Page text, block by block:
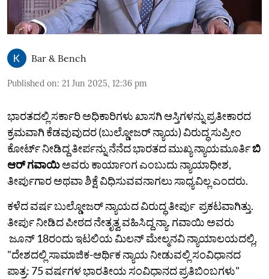
Bar & Bench
Published on: 21 Jun 2025, 12:36 pm
ಭಾರತದಲ್ಲಿ ಸರ್ಕಾರಿ ಅಧಿಕಾರಿಗಳು ಖಾಸಗಿ ಆಸ್ತಿಗಳನ್ನು ಪ್ರತೀಕಾರದ
ಕ್ರಮವಾಗಿ ಕೆಡವುವುದರ (ಬುಲ್ಡೋಜರ್‌ ನ್ಯಾಯ) ವಿರುದ್ಧ ಸುಪ್ರೀಂ
ಕೋರ್ಟ್ ನೀಡಿದ್ದ ತೀರ್ಪನ್ನು ನೆನೆದ ಭಾರತದ ಮುಖ್ಯ ನ್ಯಾಯಮೂರ್ತಿಬಿ
ಆರ್‌ ಗವಾಯಿಅವರು ಕಾರ್ಯಾಂಗ ಎಂಬುದು ನ್ಯಾಯಾಧೀಶ,
ತೀರ್ಪುಗಾರ ಅಥವಾ ಶಿಕ್ಷೆ ವಿಧಿಸುವವನಾಗಲು ಸಾಧ್ಯವಿಲ್ಲ ಎಂದರು.
ಕಳೆದ ವರ್ಷ ಬುಲ್ಡೋಜರ್ ನ್ಯಾಯದ ವಿರುದ್ಧ ತೀರ್ಪು ಪ್ರಕಟವಾಗಿತ್ತು.
ತೀರ್ಪು ನೀಡಿದ ಪೀಠದ ನೇತೃತ್ವ ವಹಿಸಿದ್ದ ನ್ಯಾ. ಗವಾಯಿ ಅವರು
ಜೂನ್ 18ರಂದು ಇಟಲಿಯ ಮಿಲನ್ ಮೇಲ್ಮನವಿ ನ್ಯಾಯಾಲಯದಲ್ಲಿ,
"ದೇಶದಲ್ಲಿ ಸಾಮಾಜಿಕ-ಆರ್ಥಿಕ ನ್ಯಾಯ ನೀಡುವಲ್ಲಿ ಸಂವಿಧಾನದ
ಪಾತ್ರ: 75 ವರ್ಷಗಳ ಭಾರತೀಯ ಸಂವಿಧಾನದ ಪ್ರತಿಬಿಂಬಗಳು"